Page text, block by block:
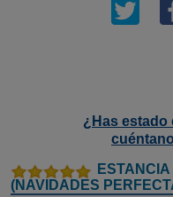
¿Has estado
(NAVIDADES